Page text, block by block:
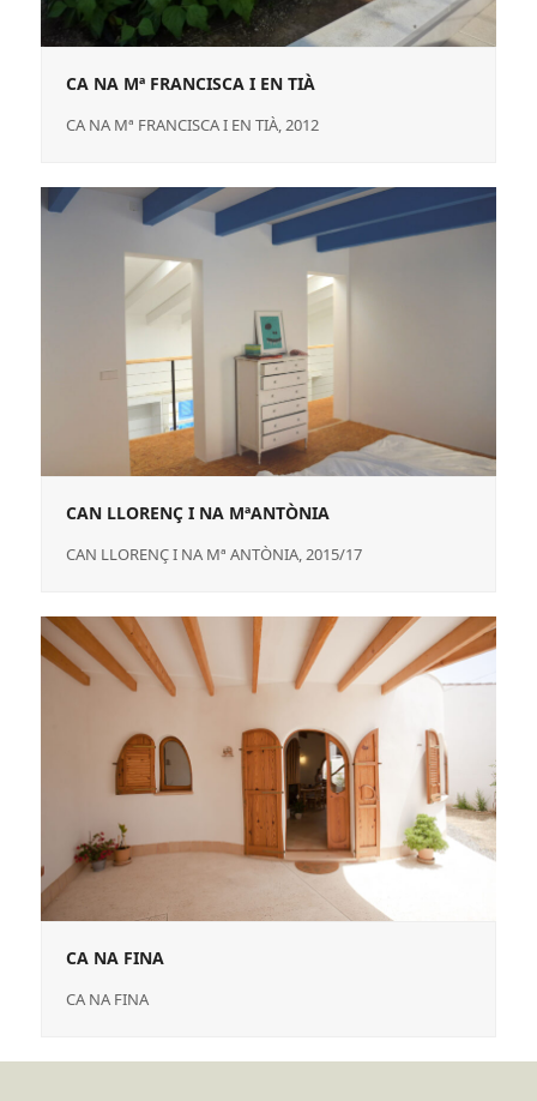
CA NA Mª FRANCISCA I EN TIÀ
CA NA Mª FRANCISCA I EN TIÀ, 2012
CAN LLORENÇ I NA MªANTÒNIA
CAN LLORENÇ I NA Mª ANTÒNIA, 2015/17
CA NA FINA
CA NA FINA